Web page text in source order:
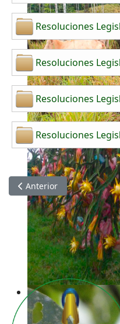
Resoluciones
Resoluciones
Resoluciones
Resoluciones
Artículo anterior:
Anterior